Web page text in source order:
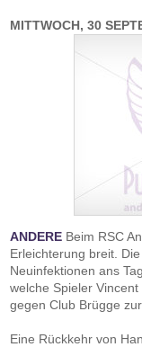
MITTWOCH, 30
ANDERE Beim RSC
Erleichterung breit.
Neuinfektionen ans
welche Spieler
gegen Club Brügge
Eine Rückkehr von